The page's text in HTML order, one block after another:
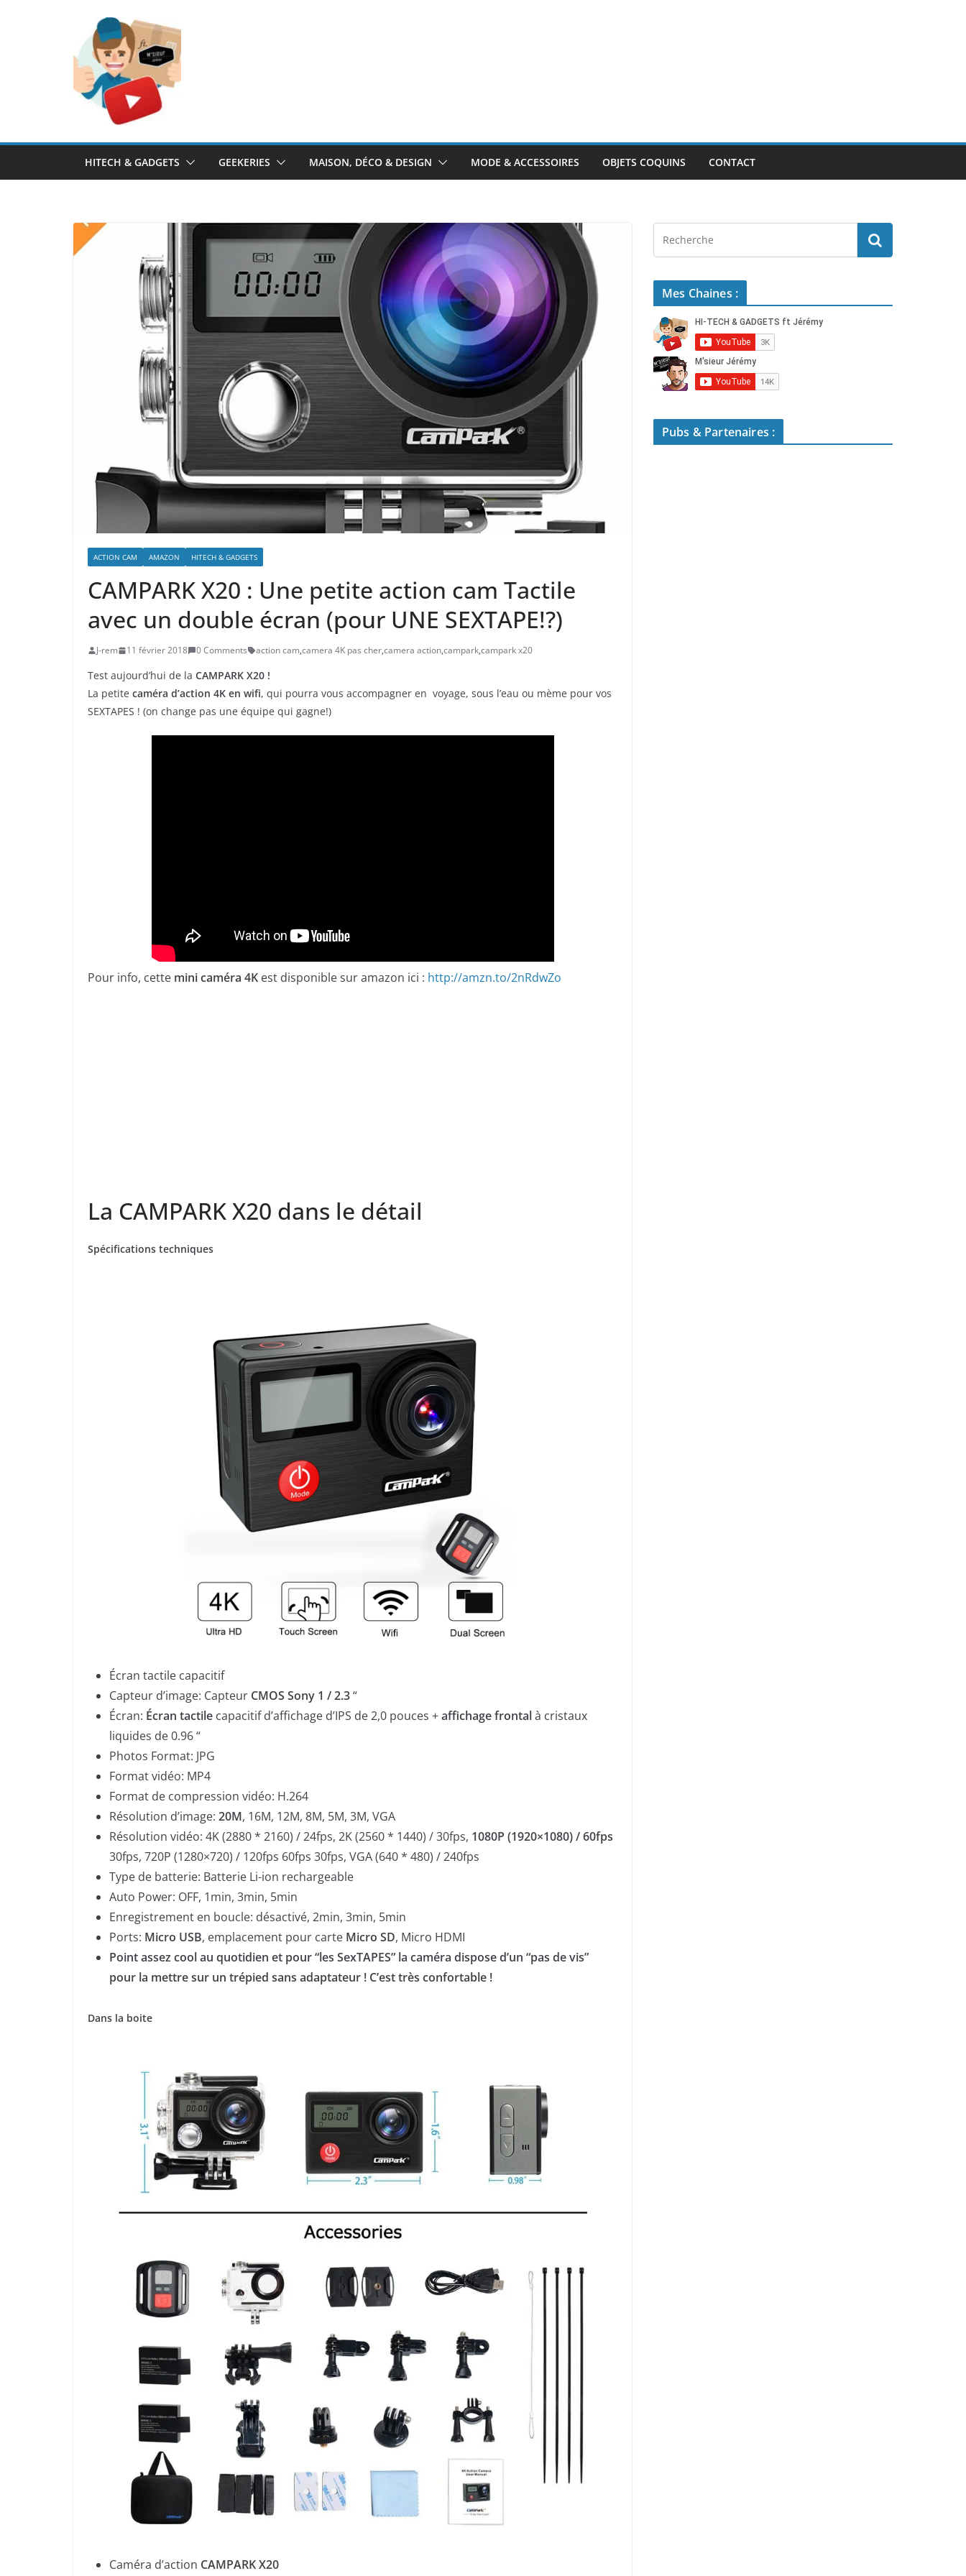
HITECH & GADGETS GEEKERIES MAISON, DÉCO & DESIGN MODE & ACCESSOIRES OBJETS COQUINS CONTACT
ACTION CAM AMAZON HITECH & GADGETS
CAMPARK X20 : Une petite action cam Tactile
avec un double écran (pour UNE SEXTAPE!?)
J-rem 11 février 2018 0 Comments action cam,camera 4K pas cher,camera action,campark,campark x20
Test aujourd’hui de la CAMPARK X20 !
La petite caméra d’action 4K en wifi, qui pourra vous accompagner en voyage, sous l’eau ou mème pour vos
SEXTAPES ! (on change pas une équipe qui gagne!)
Pour info, cette mini caméra 4K est disponible sur amazon ici : http://amzn.to/2nRdwZo
La CAMPARK X20 dans le détail
Spécifications techniques
Écran tactile capacitif
Capteur d’image: Capteur CMOS Sony 1 / 2.3“
Écran: Écran tactile capacitif d’affichage d’IPS de 2,0 pouces +affichage frontalà cristaux
liquides de 0.96 “
Photos Format: JPG
Format vidéo: MP4
Format de compression vidéo: H.264
Résolution d’image: 20M, 16M, 12M, 8M, 5M, 3M, VGA
Résolution vidéo: 4K (2880 * 2160) / 24fps, 2K (2560 * 1440) / 30fps, 1080P (1920×1080) / 60fps
30fps, 720P (1280×720) / 120fps 60fps 30fps, VGA (640 * 480) / 240fps
Type de batterie: Batterie Li-ion rechargeable
Auto Power: OFF, 1min, 3min, 5min
Enregistrement en boucle: désactivé, 2min, 3min, 5min
Ports: Micro USB, emplacement pour carte Micro SD, Micro HDMI
Point assez cool au quotidien et pour “les SexTAPES” la caméra dispose d’un “pas de vis”
pour la mettre sur un trépied sans adaptateur ! C’est très confortable !
Dans la boite
Caméra d’action CAMPARK X20
Mes Chaines :
Pubs & Partenaires :